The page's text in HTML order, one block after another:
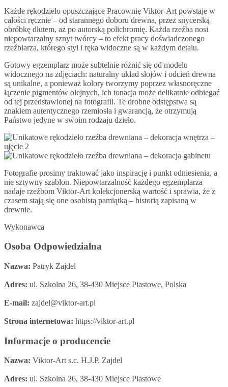
Każde rękodzieło opuszczające Pracownię Viktor-Art powstaje w
całości ręcznie – od starannego doboru drewna, przez snycerską
obróbkę dłutem, aż po autorską polichromię. Każda rzeźba nosi
niepowtarzalny sznyt twórcy – to efekt pracy doświadczonego
rzeźbiarza, którego styl i ręka widoczne są w każdym detalu.
Gotowy egzemplarz może subtelnie różnić się od modelu
widocznego na zdjęciach: naturalny układ słojów i odcień drewna
są unikalne, a ponieważ kolory tworzymy poprzez własnoręczne
łączenie pigmentów olejnych, ich tonacja może delikatnie odbiegać
od tej przedstawionej na fotografii. Te drobne odstępstwa są
znakiem autentycznego rzemiosła i gwarancją, że otrzymują
Państwo jedyne w swoim rodzaju dzieło.
Fotografie prosimy traktować jako inspirację i punkt odniesienia, a
nie sztywny szablon. Niepowtarzalność każdego egzemplarza
nadaje rzeźbom Viktor-Art kolekcjonerską wartość i sprawia, że z
czasem stają się one osobistą pamiątką – historią zapisaną w
drewnie.
Wykonawca
Osoba Odpowiedzialna
Nazwa: Patryk Zajdel
Adres: ul. Szkolna 26, 38-430 Miejsce Piastowe, Polska
E-mail: zajdel@viktor-art.pl
Strona internetowa: https://viktor-art.pl
Informacje o producencie
Nazwa: Viktor-Art s.c. H.J.P. Zajdel
Adres: ul. Szkolna 26, 38-430 Miejsce Piastowe